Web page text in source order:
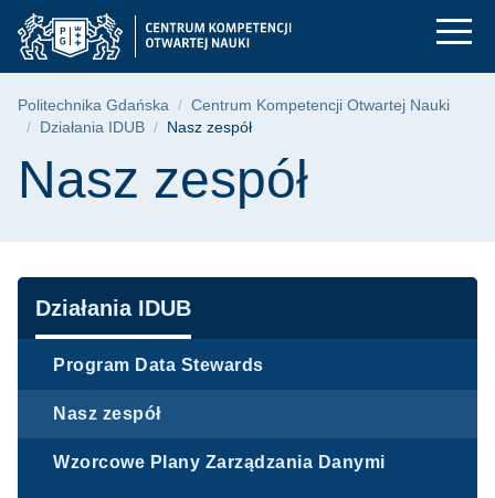
Przejdź
do
menu
Przejdź
do
wyszukiwarki
Przejdź
do
treści
Nasz zespół -
Ścieżka nawigacyjna
Politechnika Gdańska
Centrum Kompetencji Otwartej Nauki
Działania IDUB
Nasz zespół
Treść strony
Nasz zespół
Nawigacja
Działania IDUB
Program Data Stewards
Nasz zespół
Wzorcowe Plany Zarządzania Danymi